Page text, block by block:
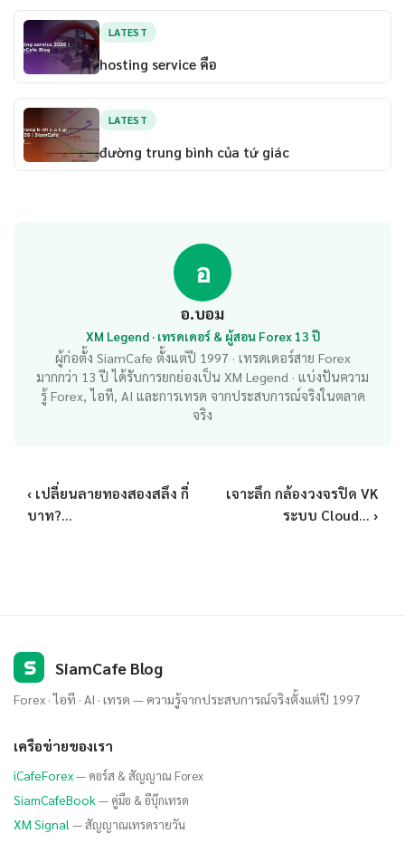
LATEST
hosting service คือ
LATEST
đường trung bình của tứ giác
อ
อ.บอม
XM Legend · เทรดเดอร์ & ผู้สอน Forex 13 ปี
ผู้ก่อตั้ง SiamCafe ตั้งแต่ปี 1997 · เทรดเดอร์สาย Forex
มากกว่า 13 ปี ได้รับการยกย่องเป็น XM Legend · แบ่งปันความ
รู้ Forex, ไอที, AI และการเทรด จากประสบการณ์จริงในตลาด
จริง
‹ เปลี่ยนลายทองสองสลึง กี่
บาท?...
เจาะลึก กล้องวงจรปิด VK
ระบบ Cloud... ›
S SiamCafe Blog
Forex · ไอที · AI · เทรด — ความรู้จากประสบการณ์จริงตั้งแต่ปี 1997
เครือข่ายของเรา
iCafeForex— คอร์ส & สัญญาณ Forex
SiamCafeBook— คู่มือ & อีบุ๊กเทรด
XM Signal — สัญญาณเทรดรายวัน